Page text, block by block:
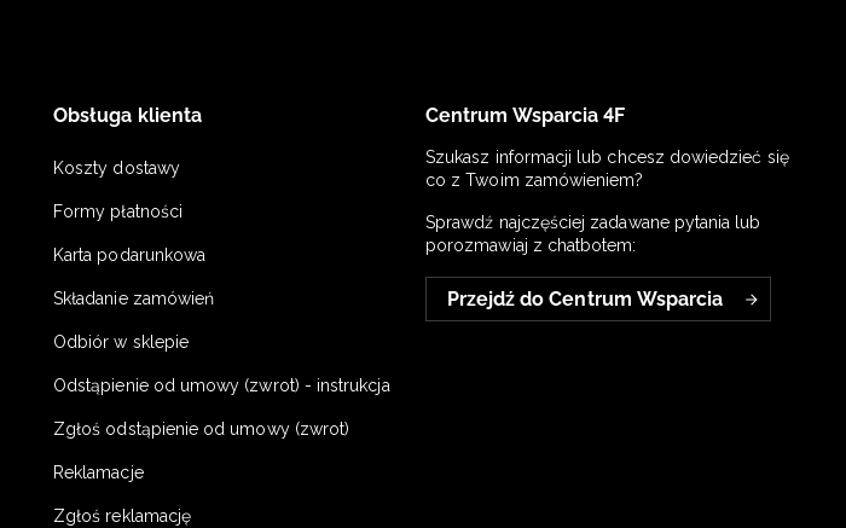
Obsługa klienta
Koszty dostawy
Formy płatności
Karta podarunkowa
Składanie zamówień
Odbiór w sklepie
Odstąpienie od umowy (zwrot) - instrukcja
Zgłoś odstąpienie od umowy (zwrot)
Reklamacje
Zgłoś reklamację
Centrum Wsparcia 4F
Szukasz informacji lub chcesz dowiedzieć się
co z Twoim zamówieniem?
Sprawdź najczęściej zadawane pytania lub
porozmawiaj z chatbotem:
Przejdź do Centrum Wsparcia